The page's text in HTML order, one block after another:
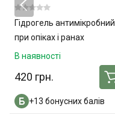
Гідрогель антимікробний
при опіках і ранах
«ОпікУн»® 100 мл
В наявності
420 грн.
+13 бонусних балів